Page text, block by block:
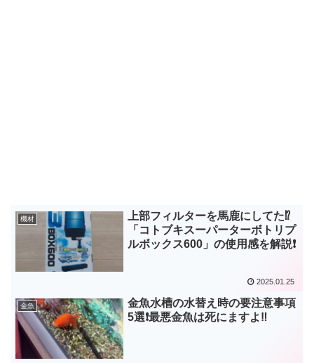
機材
上部フィルターを馬鹿にしてた⁉
「コトブキスーパーターボトリプ
ルボックス600」の使用感を解説❗
2025.01.25
金魚
金魚水槽の水替え時の要注意事項
5選❗最悪金魚は死にますよ‼️